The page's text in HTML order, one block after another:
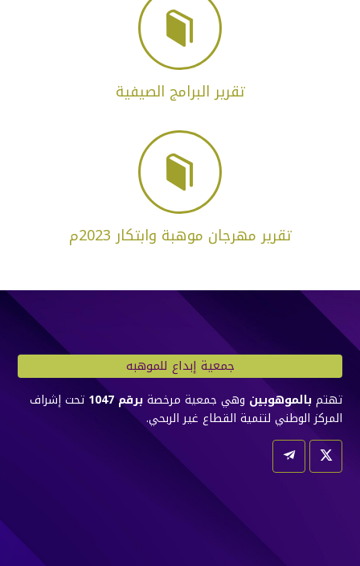

تقرير البرامج الصيفية

تقرير مهرجان موهبة وابتكار 2023م
جمعية إبداع للموهبه
تهتمبالموهوبين وهي جمعية مرخصة برقم 1047
تحت إشراف
المركز الوطني لتنمية القطاع غير الربحي.